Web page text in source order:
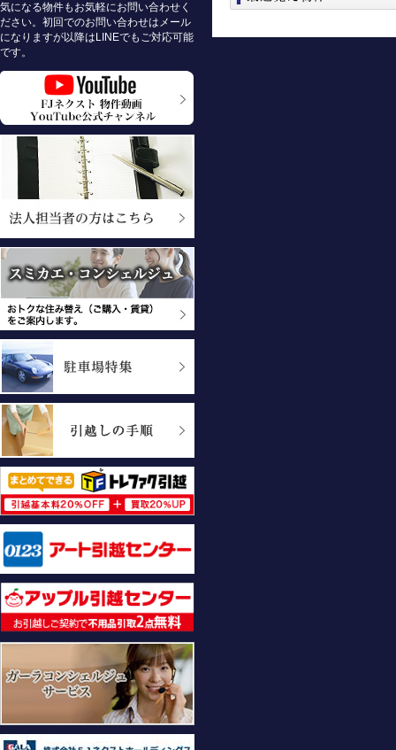
気になる物件もお気軽にお問い合わせく
ださい。初回でのお問い合わせはメール
になりますが以降はLINEでもご対応可能
です。